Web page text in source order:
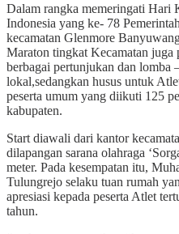
Dalam rangka memeringati Hari
Indonesia yang ke- 78
kecamatan Glenmore
Maraton tingkat Kecamatan juga
berbagai pertunjukan dan lomba
lokal,sedangkan husus untuk
peserta umum yang diikuti 125
kabupaten.
Start diawali dari kantor
dilapangan sarana olahraga
meter. Pada kesempatan itu,
Tulungrejo selaku tuan rumah
apresiasi kepada peserta Atlet
tahun.